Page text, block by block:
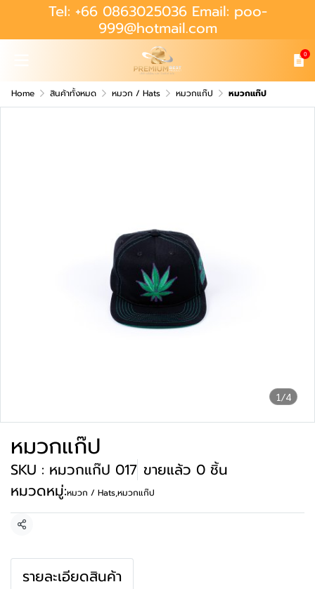
Tel: +66 0863025036 Email: poo-
999@hotmail.com
0
Home สินค้าทั้งหมด หมวก / Hats หมวกแก๊ป หมวกแก๊ป
1/4
หมวกแก๊ป
SKU : หมวกแก๊ป 017 ขายแล้ว 0 ชิ้น
หมวดหมู่:หมวก / Hats,หมวกแก๊ป
แชร์
รายละเอียดสินค้า